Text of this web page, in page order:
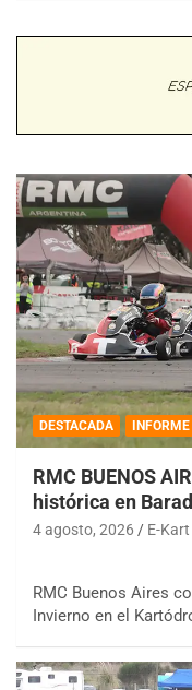
DESTACADA
RMC BUENOS
histórica en
4 agosto, 2026 E-Kart
RMC Buenos Aires
Invierno en el